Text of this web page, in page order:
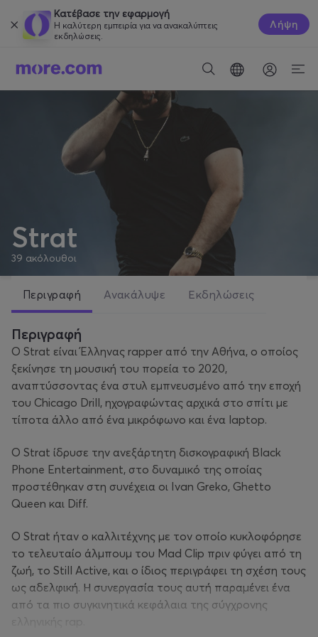
Κατέβασε την εφαρμογή
Η καλύτερη εμπειρία για να ανακαλύπτεις
εκδηλώσεις.
Λήψη
Strat
39 ακόλουθοι
Περιγραφή Ανακάλυψε Εκδηλώσεις
Περιγραφή
Ο Strat είναι Έλληνας rapper από την Αθήνα, ο οποίος
ξεκίνησε τη μουσική του πορεία το 2020,
αναπτύσσοντας ένα στυλ εμπνευσμένο από την εποχή
του Chicago Drill, ηχογραφώντας αρχικά στο σπίτι με
τίποτα άλλο από ένα μικρόφωνο και ένα laptop.
Ο Strat ίδρυσε την ανεξάρτητη δισκογραφική Black
Phone Entertainment, στο δυναμικό της οποίας
προστέθηκαν στη συνέχεια οι Ivan Greko, Ghetto
Queen και Diff.
Ο Strat ήταν ο καλλιτέχνης με τον οποίο κυκλοφόρησε
το τελευταίο άλμπουμ του Mad Clip πριν φύγει από τη
ζωή, το Still Active, και ο ίδιος περιγράφει τη σχέση τους
ως αδελφική. Η συνεργασία τους αυτή παραμένει ένα
από τα πιο συγκινητικά κεφάλαια της σύγχρονης